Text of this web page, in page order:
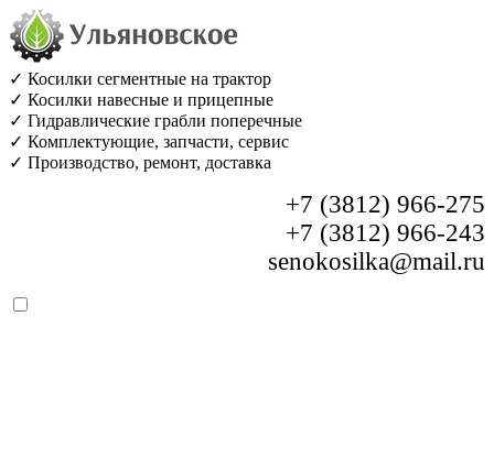
✓ Косилки сегментные на трактор
✓ Косилки навесные и прицепные
✓ Гидравлические грабли поперечные
✓ Комплектующие, запчасти, сервис
✓ Производство, ремонт, доставка
+7 (3812) 966-275
+7 (3812) 966-243
senokosilka@mail.ru